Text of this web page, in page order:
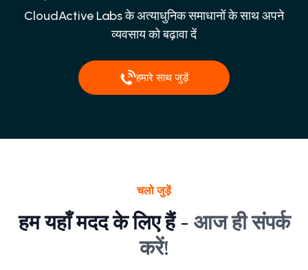
CloudActive Labs के अत्याधुनिक समाधानों के साथ अपने
व्यवसाय को बढ़ावा दें
हमारे साथ जुड़ें
चलो जुड़ें
हम यहाँ मदद के लिए हैं - आज ही संपर्क
करें!